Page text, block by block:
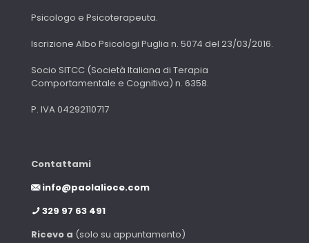
Psicologo e Psicoterapeuta.
Iscrizione Albo Psicologi Puglia n. 5074 del 23/03/2016.
Socio SITCC (Società Italiana di Terapia
Comportamentale e Cognitiva) n. 6358.
P. IVA 04292110717
Contattami
info@paolalioce.com
329 97 63 491
Ricevo a (solo su appuntamento)